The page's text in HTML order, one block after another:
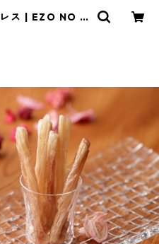
ス | EZO NO M